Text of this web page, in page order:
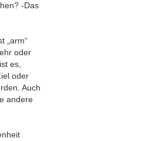
-Das
„arm“
oder
es,
oder
Auch
andere